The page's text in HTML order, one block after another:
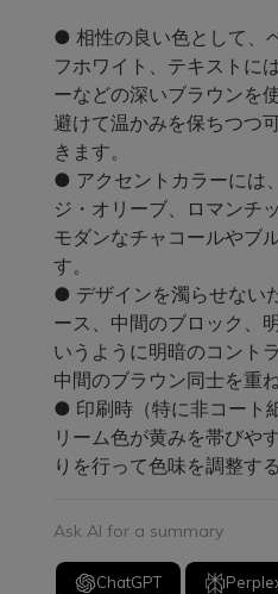
● 相性の良い色として、
フホワイト、テキストに
ーなどの深いブラウンを
避けて温かみを保ちつつ
きます。
● アクセントカラーには
ジ・オリーブ、ロマンチ
モダンなチャコールやブ
す。
● デザインを濁らせない
ース、中間のブロック、
いうように明暗のコント
中間のブラウン同士を重
● 印刷時（特に非コート
リーム色が黄みを帯びや
りを行って色味を調整す
Ask AI for a summary
ChatGPT